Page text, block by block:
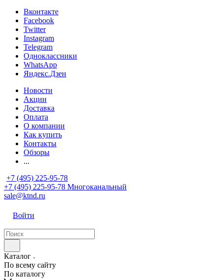
Вконтакте
Facebook
Twitter
Instagram
Telegram
Одноклассники
WhatsApp
Яндекс.Дзен
Новости
Акции
Доставка
Оплата
О компании
Как купить
Контакты
Обзоры
...
+7 (495) 225-95-78
+7 (495) 225-95-78 Многоканальный
sale@ktnd.ru
Войти
Каталог
По всему сайту
По каталогу